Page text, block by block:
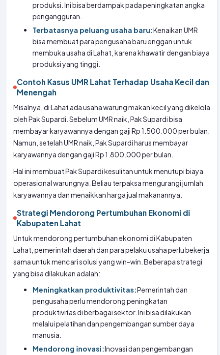
produksi. Ini bisa berdampak pada peningkatan angka
pengangguran.
Terbatasnya peluang usaha baru:Kenaikan UMR
bisa membuat para pengusaha baru enggan untuk
membuka usaha di Lahat, karena khawatir dengan biaya
produksi yang tinggi.
Contoh Kasus UMR Lahat Terhadap Usaha Kecil dan
Menengah
Misalnya, di Lahat ada usaha warung makan kecil yang dikelola
oleh Pak Supardi. Sebelum UMR naik, Pak Supardi bisa
membayar karyawannya dengan gaji Rp 1.500.000 per bulan.
Namun, setelah UMR naik, Pak Supardi harus membayar
karyawannya dengan gaji Rp 1.800.000 per bulan.
Hal ini membuat Pak Supardi kesulitan untuk menutupi biaya
operasional warungnya. Beliau terpaksa mengurangi jumlah
karyawannya dan menaikkan harga jual makanannya.
Strategi Mendorong Pertumbuhan Ekonomi di
Kabupaten Lahat
Untuk mendorong pertumbuhan ekonomi di Kabupaten
Lahat, pemerintah daerah dan para pelaku usaha perlu bekerja
sama untuk mencari solusi yang win-win. Beberapa strategi
yang bisa dilakukan adalah:
Meningkatkan produktivitas:Pemerintah dan
pengusaha perlu mendorong peningkatan
produktivitas di berbagai sektor. Ini bisa dilakukan
melalui pelatihan dan pengembangan sumber daya
manusia.
Mendorong inovasi:Inovasi dan pengembangan